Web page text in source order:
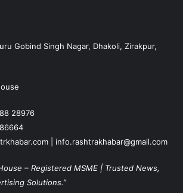
Gobind Singh Nagar, Dhakoli, Zirakpur,
28976
| info.rashtrakhabar@gmail.com
– Registered MSME | Trusted News,
Solutions.”